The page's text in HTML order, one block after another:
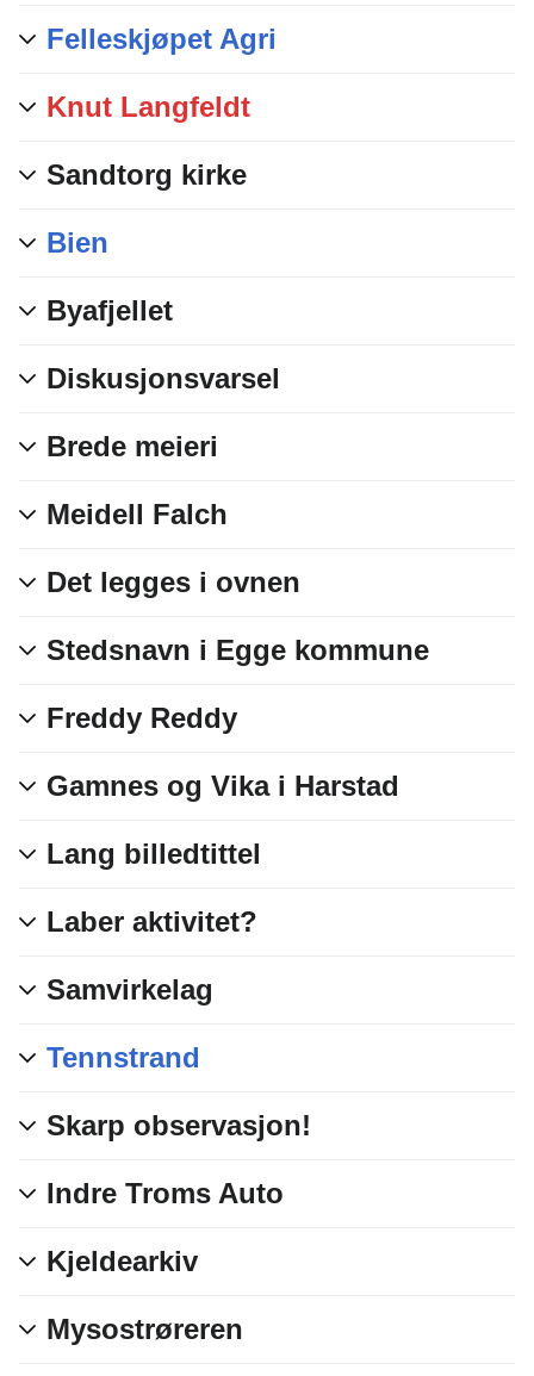
Felleskjøpet Agri
Knut Langfeldt
Sandtorg kirke
Bien
Byafjellet
Diskusjonsvarsel
Brede meieri
Meidell Falch
Det legges i ovnen
Stedsnavn i Egge kommune
Freddy Reddy
Gamnes og Vika i Harstad
Lang billedtittel
Laber aktivitet?
Samvirkelag
Tennstrand
Skarp observasjon!
Indre Troms Auto
Kjeldearkiv
Mysostrøreren